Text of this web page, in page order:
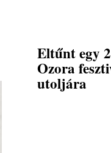
Eltűnt egy
Ozora
utoljára